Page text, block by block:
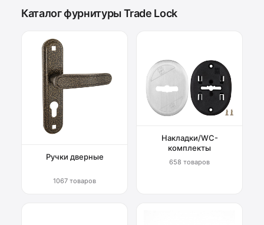
Каталог фурнитуры Trade Lock
Ручки дверные
1067 товаров
Накладки/WC-
комплекты
658 товаров